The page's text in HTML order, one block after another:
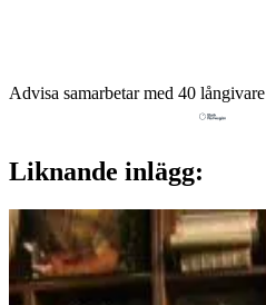
Advisa samarbetar med 40 långivare
Liknande inlägg: